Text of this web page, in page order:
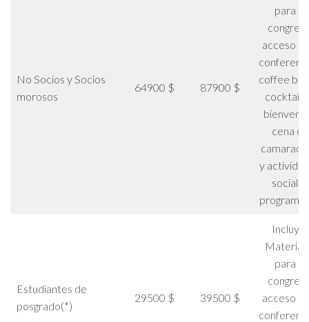
No Socios y Socios
morosos
64900 $ 87900 $
para el
acceso a
coffee
cocktail
cena de
y
sociales
Estudiantes de
posgrado(*)
29500 $ 39500 $
Incluye:
para el
acceso a